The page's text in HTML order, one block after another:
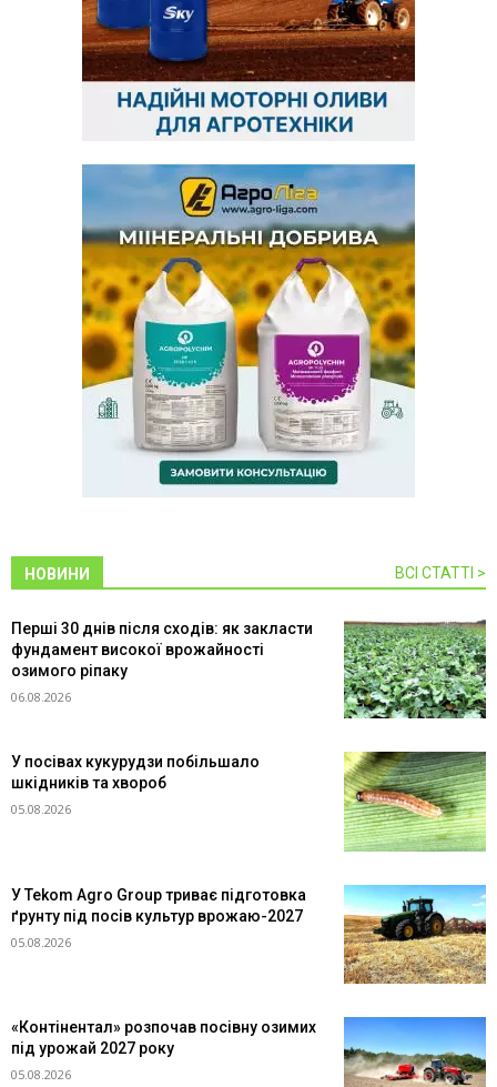
НОВИНИ ВСІ СТАТТІ >
Перші 30 днів після сходів: як закласти
фундамент високої врожайності
озимого ріпаку
06.08.2026
У посівах кукурудзи побільшало
шкідників та хвороб
05.08.2026
У Tekom Agro Group триває підготовка
ґрунту під посів культур врожаю-2027
05.08.2026
«Контінентал» розпочав посівну озимих
під урожай 2027 року
05.08.2026